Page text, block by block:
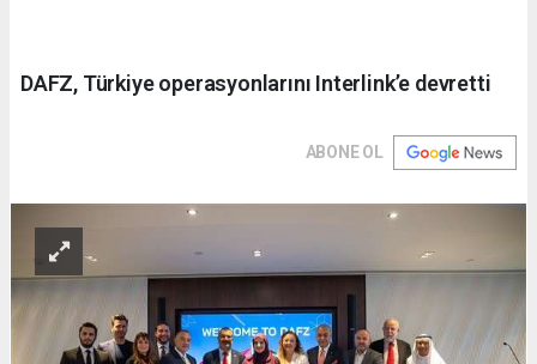
DAFZ, Türkiye operasyonlarını Interlink’e devretti
ABONE OL